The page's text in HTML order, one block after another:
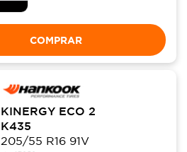
COMPRAR
KINERGY ECO 2
K435
205/55 R16 91V